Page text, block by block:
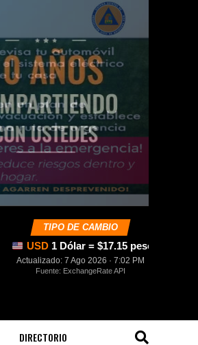
TIPO DE CAMBIO
USD 1 Dólar = $17.15 pesos
Actualizado: 7 Ago 2026 · 7:02 PM
Fuente: ExchangeRate API
DIRECTORIO